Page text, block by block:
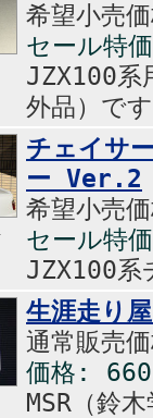
希望小売
セール特
JZX100系
外品）で
チェイサ
ー Ver.2
希望小売
セール
JZX100系
生涯走り
通常販売
価格:
MSR（鈴